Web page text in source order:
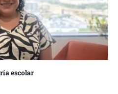
escolar